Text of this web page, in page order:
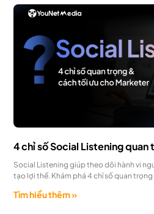
4 chỉ số Social Listening
Social Listening giúp theo dõi hành vi
tạo lợi thế. Khám phá 4 chỉ số quan
Tìm hiểu thêm »